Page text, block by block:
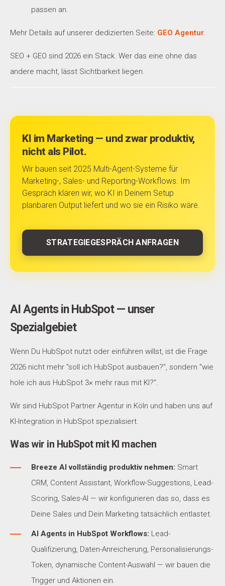
passen an.
Mehr Details auf unserer dedizierten Seite: GEO Agentur.
SEO + GEO sind 2026 ein Stack. Wer das eine ohne das
andere macht, lässt Sichtbarkeit liegen.
KI im Marketing — und zwar produktiv,
nicht als Pilot.
Wir bauen seit 2025 Multi-Agent-Systeme für
Marketing-, Sales- und Reporting-Workflows. Im
Gespräch klären wir, wo KI in Deinem Setup
planbaren Output liefert und wo sie ein Risiko wäre.
STRATEGIEGESPRÄCH ANFRAGEN
AI Agents in HubSpot — unser
Spezialgebiet
Wenn Du HubSpot nutzt oder einführen willst, ist die Frage
2026 nicht mehr "soll ich HubSpot ausbauen?", sondern "wie
hole ich aus HubSpot 3× mehr raus mit KI?".
Wir sind HubSpot Partner Agentur in Köln und haben uns auf
KI-Integration in HubSpot spezialisiert.
Was wir in HubSpot mit KI machen
Breeze AI vollständig produktiv nehmen: Smart
CRM, Content Assistant, Workflow-Suggestions, Lead-
Scoring, Sales-AI — wir konfigurieren das so, dass es
Deine Sales und Dein Marketing tatsächlich entlastet.
AI Agents in HubSpot Workflows: Lead-
Qualifizierung, Daten-Anreicherung, Personalisierungs-
Token, dynamische Content-Auswahl — wir bauen die
Trigger und Aktionen ein.